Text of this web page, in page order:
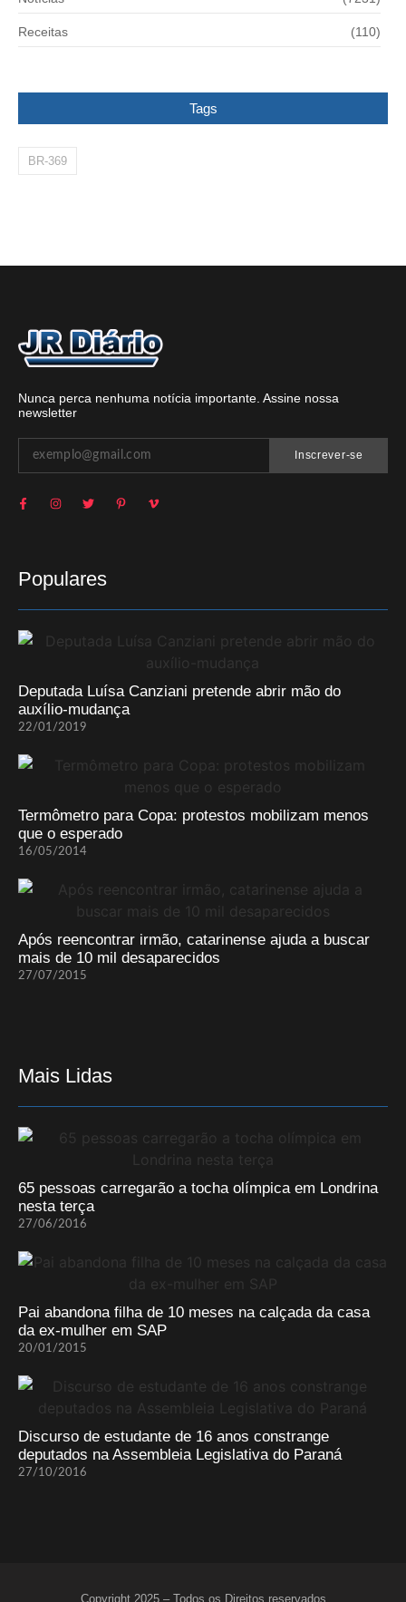
Receitas (110)
Tags
BR-369
Nunca perca nenhuma notícia importante. Assine nossa
newsletter
Inscrever-se
Populares
Deputada Luísa Canziani pretende abrir mão do
auxílio-mudança
22/01/2019
Termômetro para Copa: protestos mobilizam menos
que o esperado
16/05/2014
Após reencontrar irmão, catarinense ajuda a buscar
mais de 10 mil desaparecidos
27/07/2015
Mais Lidas
65 pessoas carregarão a tocha olímpica em Londrina
nesta terça
27/06/2016
Pai abandona filha de 10 meses na calçada da casa
da ex-mulher em SAP
20/01/2015
Discurso de estudante de 16 anos constrange
deputados na Assembleia Legislativa do Paraná
27/10/2016
Copyright 2025 – Todos os Direitos reservados